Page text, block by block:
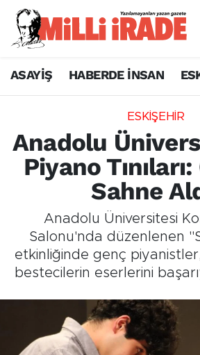
ASAYİŞ HABERDE İNSAN
ESKİŞEHİR
Anadolu
Piyano
Sahne
Anadolu Üniversitesi
Salonu'nda düzenlenen
etkinliğinde genç
bestecilerin eserlerini